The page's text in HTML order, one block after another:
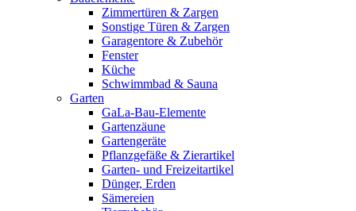
Zimmertüren & Zargen
Sonstige Türen & Zargen
Garagentore & Zubehör
Fenster
Küche
Schwimmbad & Sauna
Garten
GaLa-Bau-Elemente
Gartenzäune
Gartengeräte
Pflanzgefäße & Zierartikel
Garten- und Freizeitartikel
Dünger, Erden
Sämereien